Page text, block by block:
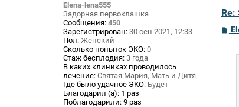
Elena-lena555
Задорная первоклашка
Сообщения: 450
Зарегистрирован: 30 сен 2021, 12:33
Пол: Женский
Сколько попыток ЭКО: 0
Стаж бесплодия: 3 года
В каких клиниках проводилось
лечение: Святая Мария, Мать и Дитя
Где было удачное ЭКО: Будет
Благодарил (а): 1 раз
Поблагодарили: 9 раз
Re:
С